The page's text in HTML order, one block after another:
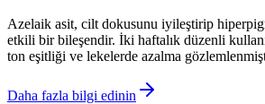
Azelaik asit, cilt dokusunu iyileştirip
etkili bir bileşendir. İki haftalık düzenli
ton eşitliği ve lekelerde azalma
Daha fazla bilgi edinin